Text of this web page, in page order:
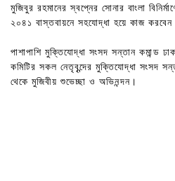
মুজিবুর রহমানের স্বপ্নের সোনার বাংলা
২০৪১ বাস্তবায়নে সহযোদ্ধা হয়ে কাজ
পাশাপাশি মুক্তিযোদ্ধা সংসদ সন্তান কমান্ড
কমিটির সকল নেতৃবৃন্দের মুক্তিযোদ্ধা সংসদ
থেকে মুজিবীয় শুভেচ্ছা ও অভিনন্দন।